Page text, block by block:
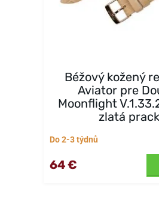
Béžový kožený
Aviator pre
Moonflight
zlatá
Do 2-3 týdnů
64 €